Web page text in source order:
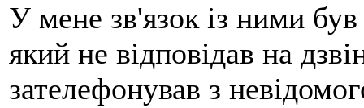
У мене зв'язок із ними
який не відповідав на
зателефонував з